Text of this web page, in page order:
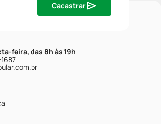
Cadastrar
feira, das 8h às 19h